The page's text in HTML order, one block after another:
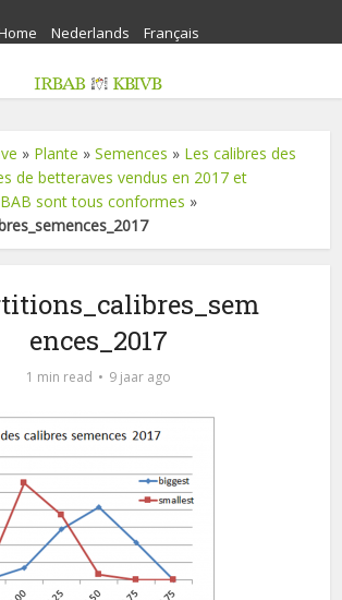
Nederlands Français
» Plante »Semences » Les calibres des
de betteraves vendus en 2017 et
sont tous conformes »
ences_2017
1 min read 9 jaar ago